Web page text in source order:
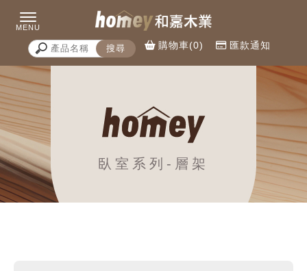
購物車(0) 匯款通知
臥室系列-層架